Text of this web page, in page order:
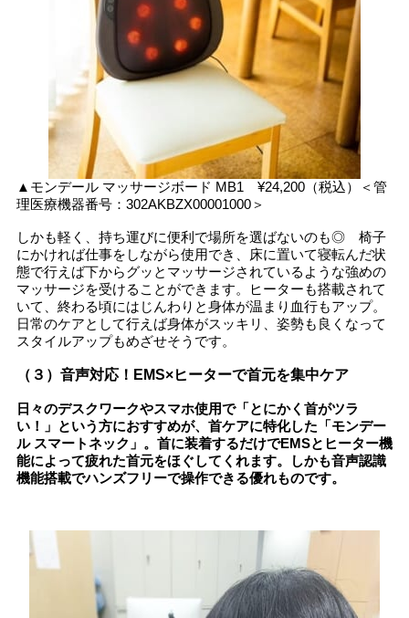
▲モンデール マッサージボード MB1 ¥24,200（税込）＜管
理医療機器番号：302AKBZX00001000＞
しかも軽く、持ち運びに便利で場所を選ばないのも◎ 椅子
にかければ仕事をしながら使用でき、床に置いて寝転んだ状
態で行えば下からグッとマッサージされているような強めの
マッサージを受けることができます。ヒーターも搭載されて
いて、終わる頃にはじんわりと身体が温まり血行もアップ。
日常のケアとして行えば身体がスッキリ、姿勢も良くなって
スタイルアップもめざせそうです。
（３）音声対応！EMS×ヒーターで首元を集中ケア
日々のデスクワークやスマホ使用で「とにかく首がツラ
い！」という方におすすめが、首ケアに特化した「モンデー
ル スマートネック」。首に装着するだけでEMSとヒーター機
能によって疲れた首元をほぐしてくれます。しかも音声認識
機能搭載でハンズフリーで操作できる優れものです。